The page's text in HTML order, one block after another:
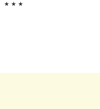
★ ★ ★